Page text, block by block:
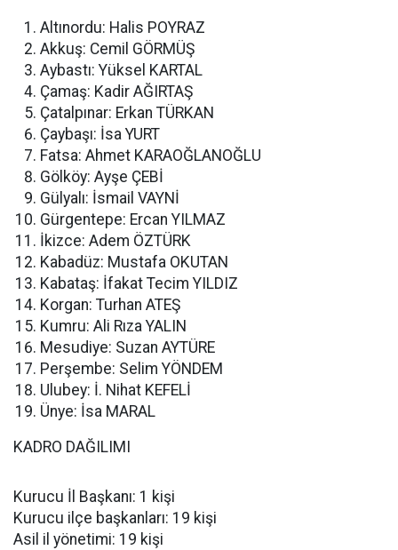
Altınordu: Halis POYRAZ
Akkuş: Cemil GÖRMÜŞ
Aybastı: Yüksel KARTAL
Çamaş: Kadir AĞIRTAŞ
Çatalpınar: Erkan TÜRKAN
Çaybaşı: İsa YURT
Fatsa: Ahmet KARAOĞLANOĞLU
Gölköy: Ayşe ÇEBİ
Gülyalı: İsmail VAYNİ
Gürgentepe: Ercan YILMAZ
İkizce: Adem ÖZTÜRK
Kabadüz: Mustafa OKUTAN
Kabataş: İfakat Tecim YILDIZ
Korgan: Turhan ATEŞ
Kumru: Ali Rıza YALIN
Mesudiye: Suzan AYTÜRE
Perşembe: Selim YÖNDEM
Ulubey: İ. Nihat KEFELİ
Ünye: İsa MARAL
KADRO DAĞILIMI
Kurucu İl Başkanı: 1 kişi
Kurucu ilçe başkanları: 19 kişi
Asil il yönetimi: 19 kişi